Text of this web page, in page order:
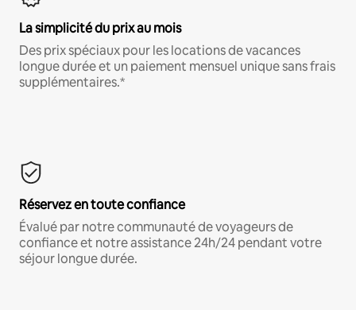
La simplicité du prix au mois
Des prix spéciaux pour les locations de vacances
longue durée et un paiement mensuel unique sans frais
supplémentaires.*
Réservez en toute confiance
Évalué par notre communauté de voyageurs de
confiance et notre assistance 24h/24 pendant votre
séjour longue durée.